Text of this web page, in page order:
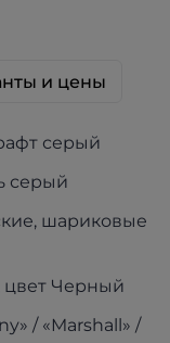
и цены
серый
серый
шариковые
цвет Черный
/ «Marshall» /